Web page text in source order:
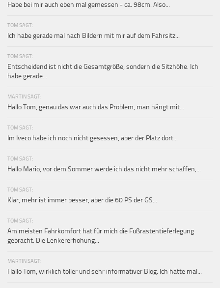
Habe bei mir auch eben mal gemessen - ca. 98cm. Also...
TOM SAGT:
Ich habe gerade mal nach Bildern mit mir auf dem Fahrsitz...
TOM SAGT:
Entscheidend ist nicht die Gesamtgröße, sondern die Sitzhöhe. Ich
habe gerade...
MARTIN SAGT:
Hallo Tom, genau das war auch das Problem, man hängt mit...
TOM SAGT:
Im Iveco habe ich noch nicht gesessen, aber der Platz dort...
TOM SAGT:
Hallo Mario, vor dem Sommer werde ich das nicht mehr schaffen,...
TOM SAGT:
Klar, mehr ist immer besser, aber die 60 PS der GS...
TOM SAGT:
Am meisten Fahrkomfort hat für mich die Fußrastentieferlegung
gebracht. Die Lenkererhöhung...
MARTIN SAGT:
Hallo Tom, wirklich toller und sehr informativer Blog. Ich hätte mal...